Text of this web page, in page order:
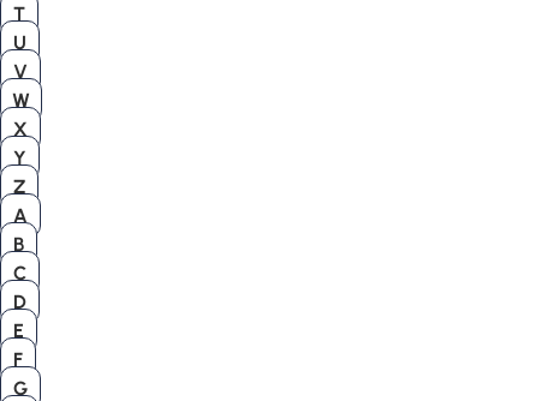
T
U
V
W
X
Y
Z
A
B
C
D
E
F
G